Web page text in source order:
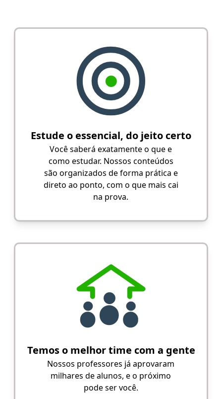
Estude o essencial, do jeito certo
Você saberá exatamente o que e
como estudar. Nossos conteúdos
são organizados de forma prática e
direto ao ponto, com o que mais cai
na prova.
Temos o melhor time com a gente
Nossos professores já aprovaram
milhares de alunos, e o próximo
pode ser você.